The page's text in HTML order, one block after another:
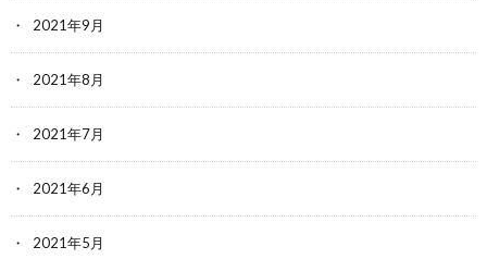
2021年9月
2021年8月
2021年7月
2021年6月
2021年5月